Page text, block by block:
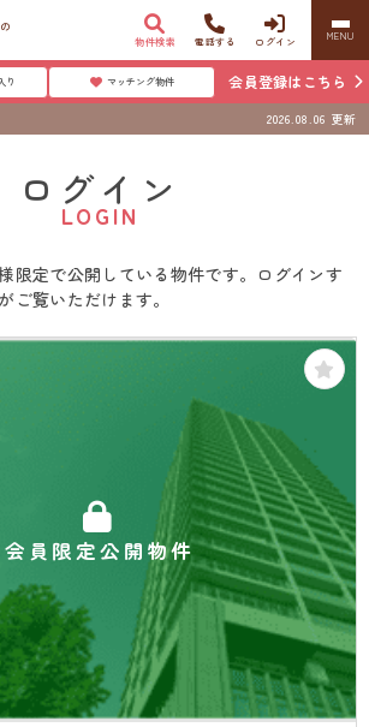
物件検索 電話する ログイン MENU
り マッチング物件 会員登録はこちら
2026.08.06 更新
ログイン
LOGIN
限定で公開している物件です。ログインす
ご覧いただけます。
会員限定公開物件